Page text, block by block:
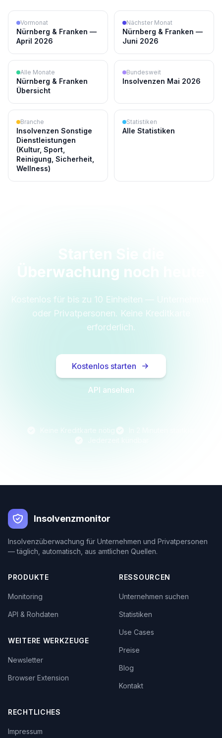
Vormonat
Nürnberg & Franken —
April 2026
Nächster Monat
Nürnberg & Franken —
Juni 2026
Alle Monate
Nürnberg & Franken
Übersicht
Bundesweit
Insolvenzen Mai 2026
Branche
Insolvenzen Sonstige
Dienstleistungen
(Kultur, Sport,
Reinigung, Sicherheit,
Wellness)
Statistiken
Alle Statistiken
Überwachung noch heute
Kostenlos für bis zu 10 Einheiten — Unternehmen
oder Privatpersonen. Keine Kreditkarte
erforderlich.
Kostenlos starten
API ansehen
Insolvenzmonitor
Insolvenzüberwachung für Unternehmen und Privatpersonen
— täglich, automatisch, aus amtlichen Quellen.
PRODUKTE
Monitoring
API & Rohdaten
WEITERE WERKZEUGE
Newsletter
Browser Extension
RESSOURCEN
Unternehmen suchen
Statistiken
Use Cases
Preise
Blog
Kontakt
RECHTLICHES
Impressum